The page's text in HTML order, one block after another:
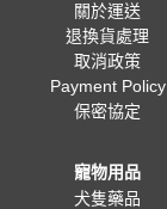
關於運送
退換貨處理
取消政策
Payment Policy
保密協定
寵物用品
犬隻藥品